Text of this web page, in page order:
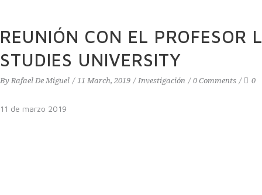
REUNIÓN CON EL PROFESOR
STUDIES UNIVERSITY
By Rafael De Miguel 11 March, 2019 Investigación 0 Comments 0
11 de marzo 2019